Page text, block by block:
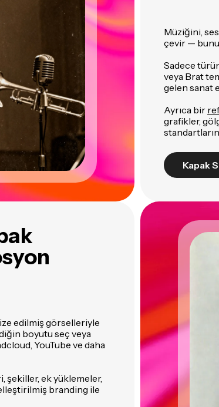
Müziğini,
çevir — bunu
Sadece
veya Brat
gelen sanat
Ayrıca bir
grafikler,
Kapak
edilmiş görselleriyle
boyutu seç veya
YouTube ve daha
şekiller, ek yüklemeler,
branding ile